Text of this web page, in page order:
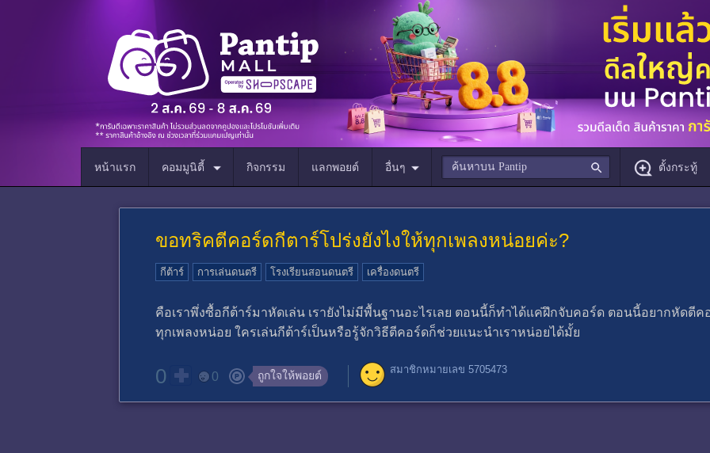
หน้าแรก คอมมูนิตี้ กิจกรรม แลกพอยต์ อื่นๆ ตั้งกระทู้
ขอทริคตีคอร์ดกีตาร์โปร่งยังไงให้ทุกเพลงหน่อยค่ะ?
กีต้าร์ การเล่นดนตรี โรงเรียนสอนดนตรี เครื่องดนตรี
คือเราพึ่งซื้อกีต้าร์มาหัดเล่น เรายังไม่มีพื้นฐานอะไรเลย ตอนนี้ก็ทำได้แค่ฝึกจับคอร์ด ตอนนี้อยากหัดตีค
ทุกเพลงหน่อย ใครเล่นกีต้าร์เป็นหรือรู้จักวิธีตีคอร์ดก็ช่วยแนะนำเราหน่อยได้มั้ย
0 0 ถูกใจให้พอยต์ สมาชิกหมายเลข 5705473